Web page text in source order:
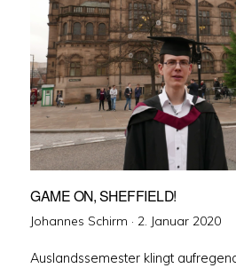
GAME ON, SHEFFIELD!
Johannes Schirm · Veröffentlicht
2. Januar 2020
Auslandssemester klingt